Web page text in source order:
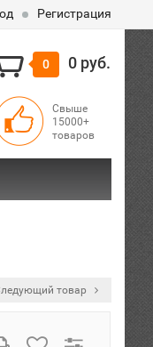
Регистрация
0 0 руб.
Свыше
15000+
товаров
товар